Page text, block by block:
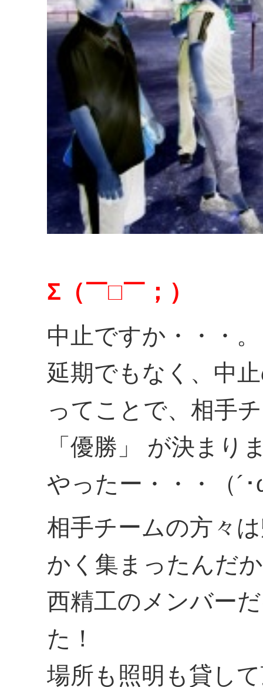
Σ（￣□￣；）
中止ですか・・・。
延期でもなく、中
ってことで、相手
「優勝」 が決まり
やったー・・・（´
相手チームの方々
かく集まったんだ
西精工のメンバー
た！
場所も照明も貸し